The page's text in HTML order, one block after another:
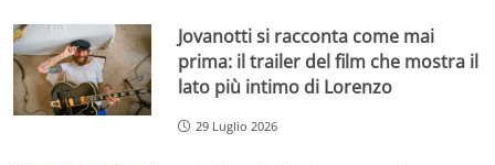
Jovanotti si racconta come mai
prima: il trailer del film che mostra il
lato più intimo di Lorenzo
29 Luglio 2026